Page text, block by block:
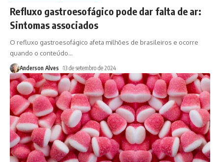
Refluxo gastroesofágico pode dar falta de ar:
Sintomas associados
O refluxo gastroesofágico afeta milhões de brasileiros e ocorre
quando o conteúdo…
Anderson Alves 13 de setembro de 2024